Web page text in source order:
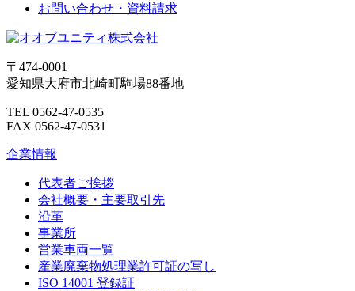
お問い合わせ・資料請求
〒474-0001
愛知県大府市北崎町駒場88番地
TEL 0562-47-0535
FAX 0562-47-0531
企業情報
代表者ご挨拶
会社概要・主要取引先
沿革
事業所
営業車両一覧
産業廃棄物処理業許可証の写し
ISO 14001 登録証